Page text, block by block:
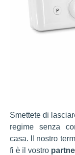
Smettete di
regime senza
casa. Il nostro
fi è il vostro